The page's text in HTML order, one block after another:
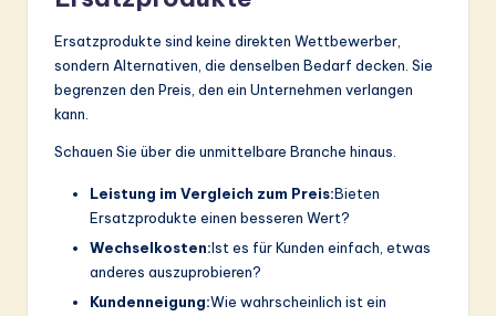
Ersatzprodukte sind keine direkten Wettbewerber,
sondern Alternativen, die denselben Bedarf decken. Sie
begrenzen den Preis, den ein Unternehmen verlangen
kann.
Schauen Sie über die unmittelbare Branche hinaus.
Leistung im Vergleich zum Preis:Bieten
Ersatzprodukte einen besseren Wert?
Wechselkosten:Ist es für Kunden einfach, etwas
anderes auszuprobieren?
Kundenneigung:Wie wahrscheinlich ist ein